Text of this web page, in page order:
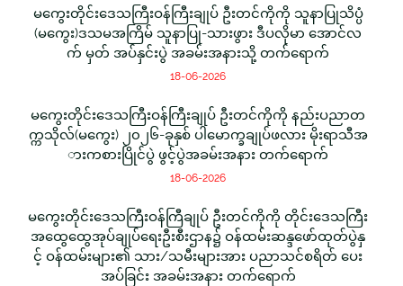
မကွေးတိုင်းဒေသကြီးဝန်ကြီးချုပ် ဦးတင်ကိုကို သူနာပြုသိပ္ပံ
(မကွေး)ဒသမအကြိမ် သူနာပြု-သားဖွား ဒီပလိုမာ အောင်လ
က် မှတ် အပ်နှင်းပွဲ အခမ်းအနားသို့ တက်ရောက်
18-06-2026
မကွေးတိုင်းဒေသကြီးဝန်ကြီးချုပ် ဦးတင်ကိုကို နည်းပညာတ
က္ကသိုလ်(မကွေး) ၂၀၂၆-ခုနှစ် ပါမောက္ခချုပ်ဖလား မိုးရာသီအ
ားကစားပြိုင်ပွဲ ဖွင့်ပွဲအခမ်းအနား တက်ရောက်
18-06-2026
မကွေးတိုင်းဒေသကြီးဝန်ကြီချုပ် ဦးတင်ကိုကို တိုင်းဒေသကြီး
အထွေထွေအုပ်ချုပ်ရေးဦးစီးဌာန၌ ဝန်ထမ်းဆန္ဒဖော်ထုတ်ပွဲနှ
င့် ဝန်ထမ်းများ၏ သား/သမီးများအား ပညာသင်စရိတ် ပေး
အပ်ခြင်း အခမ်းအနား တက်ရောက်